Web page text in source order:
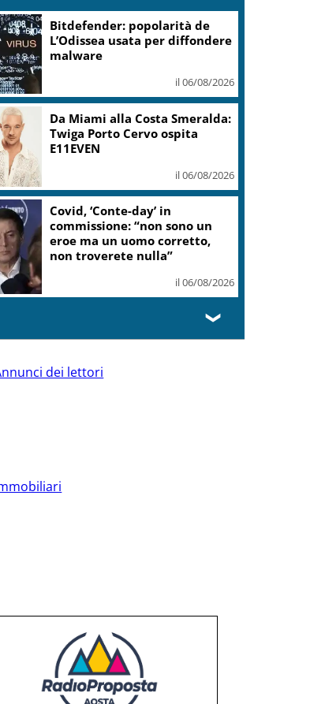
Bitdefender: popolarità de
L’Odissea usata per diffondere
malware
il 06/08/2026
Da Miami alla Costa Smeralda:
Twiga Porto Cervo ospita
E11EVEN
il 06/08/2026
Covid, ‘Conte-day’ in
commissione: “non sono un
eroe ma un uomo corretto,
non troverete nulla”
il 06/08/2026
❯